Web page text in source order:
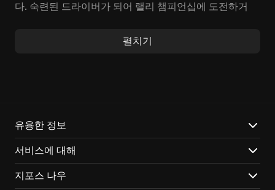
다. 숙련된 드라이버가 되어 랠리 챔피언십에 도전하거
WRC의 엔진음을 완벽하게 재현하여 실제 차량을 운전하
는 듯한 생생한 사운드를 경험할 수 있습니다. 예측 불허
의 날씨 변화는 레이싱의 긴장감을 더합니다. 비가 내리
는 몬테카를로 랠리에서 미끄러운 아스팔트 노면을 극복
하고 코너를 공략하는 짜릿함을 느껴보세요. 14개국 이상
펼치기
유용한 정보
서비스에 대해
지포스 나우